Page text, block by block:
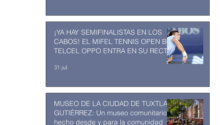
¡YA HAY SEMIFINALISTAS EN LOS
CABOS! EL MIFEL TENNIS OPEN BY
TELCEL OPPO ENTRA EN SU RECTA
31 jul
MUSEO DE LA CIUDAD DE TUXTLA
GUTIÉRREZ: Un museo comunitario
hecho desde y para la comunidad